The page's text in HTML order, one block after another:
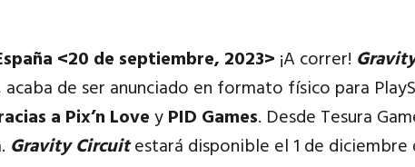
<20 de septiembre, 2023> ¡A correr!
de ser anunciado en formato físico para
a Pix’n LoveyPID Games. Desde Tesura
Gravity Circuitestará disponible el 1 de diciembre